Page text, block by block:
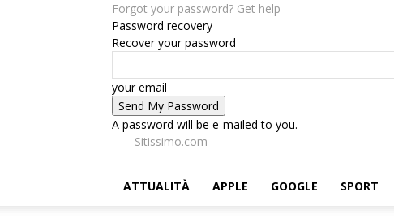
Forgot your password? Get help
Password recovery
Recover your password
your email
A password will be e-mailed to you.
Sitissimo.com
ATTUALITÀ APPLE GOOGLE SPORT